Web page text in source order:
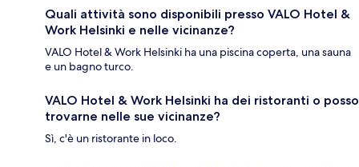
Quali attività sono disponibili presso VALO Hotel &
Work Helsinki e nelle vicinanze?
VALO Hotel & Work Helsinki ha una piscina coperta, una sauna
e un bagno turco.
VALO Hotel & Work Helsinki ha dei ristoranti o posso
trovarne nelle sue vicinanze?
Sì, c'è un ristorante in loco.